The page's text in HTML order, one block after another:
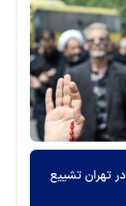
پیکر رئیس جمهور فقید ۲ خرداد ۱۴۰۳ در تهران تشییع